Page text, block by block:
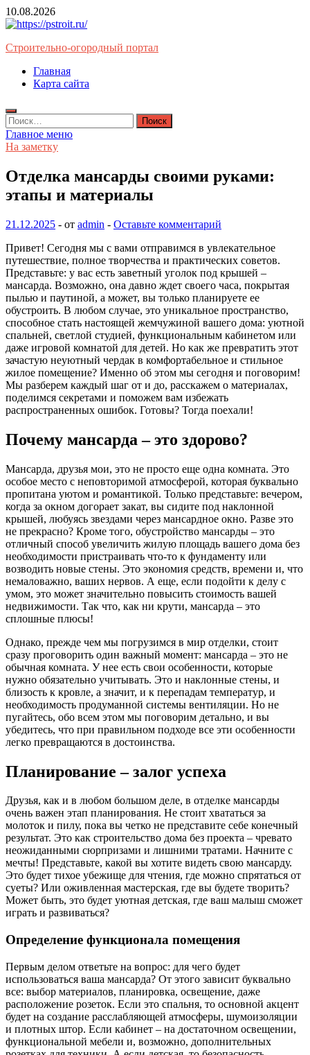
Перейти
к
10.08.2026
Строительно-огородный портал
Главная
Карта сайта
Найти:
Главное меню
На заметку
Отделка мансарды своими руками:
этапы и материалы
21.12.2025 - от admin - Оставьте комментарий
Привет! Сегодня мы с вами отправимся в увлекательное
путешествие, полное творчества и практических советов.
Представьте: у вас есть заветный уголок под крышей –
мансарда. Возможно, она давно ждет своего часа, покрытая
пылью и паутиной, а может, вы только планируете ее
обустроить. В любом случае, это уникальное пространство,
способное стать настоящей жемчужиной вашего дома: уютной
спальней, светлой студией, функциональным кабинетом или
даже игровой комнатой для детей. Но как же превратить этот
зачастую неуютный чердак в комфортабельное и стильное
жилое помещение? Именно об этом мы сегодня и поговорим!
Мы разберем каждый шаг от и до, расскажем о материалах,
поделимся секретами и поможем вам избежать
распространенных ошибок. Готовы? Тогда поехали!
Почему мансарда – это здорово?
Мансарда, друзья мои, это не просто еще одна комната. Это
особое место с неповторимой атмосферой, которая буквально
пропитана уютом и романтикой. Только представьте: вечером,
когда за окном догорает закат, вы сидите под наклонной
крышей, любуясь звездами через мансардное окно. Разве это
не прекрасно? Кроме того, обустройство мансарды – это
отличный способ увеличить жилую площадь вашего дома без
необходимости пристраивать что-то к фундаменту или
возводить новые стены. Это экономия средств, времени и, что
немаловажно, ваших нервов. А еще, если подойти к делу с
умом, это может значительно повысить стоимость вашей
недвижимости. Так что, как ни крути, мансарда – это
сплошные плюсы!
Однако, прежде чем мы погрузимся в мир отделки, стоит
сразу проговорить один важный момент: мансарда – это не
обычная комната. У нее есть свои особенности, которые
нужно обязательно учитывать. Это и наклонные стены, и
близость к кровле, а значит, и к перепадам температур, и
необходимость продуманной системы вентиляции. Но не
пугайтесь, обо всем этом мы поговорим детально, и вы
убедитесь, что при правильном подходе все эти особенности
легко превращаются в достоинства.
Планирование – залог успеха
Друзья, как и в любом большом деле, в отделке мансарды
очень важен этап планирования. Не стоит хвататься за
молоток и пилу, пока вы четко не представите себе конечный
результат. Это как строительство дома без проекта – чревато
неожиданными сюрпризами и лишними тратами. Начните с
мечты! Представьте, какой вы хотите видеть свою мансарду.
Это будет тихое убежище для чтения, где можно спрятаться от
суеты? Или оживленная мастерская, где вы будете творить?
Может быть, это будет уютная детская, где ваш малыш сможет
играть и развиваться?
Определение функционала помещения
Первым делом ответьте на вопрос: для чего будет
использоваться ваша мансарда? От этого зависит буквально
все: выбор материалов, планировка, освещение, даже
расположение розеток. Если это спальня, то основной акцент
будет на создание расслабляющей атмосферы, шумоизоляции
и плотных штор. Если кабинет – на достаточном освещении,
функциональной мебели и, возможно, дополнительных